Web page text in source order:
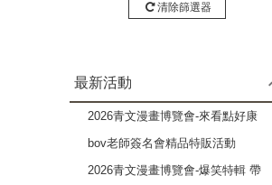
清除篩選器
最新活動
2026青文漫畫博覽會-來看點好康
的吧 成人漫畫作品特輯-2本79折
bov老師簽名會精品特販活動
2026青文漫畫博覽會-爆笑特輯 帶